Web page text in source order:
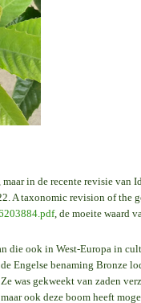
in de recente revisie van
A taxonomic revision of the
, de moeite waard
die ook in West-Europa in
Engelse benaming Bronze
was gekweekt van zaden
ook deze boom heeft